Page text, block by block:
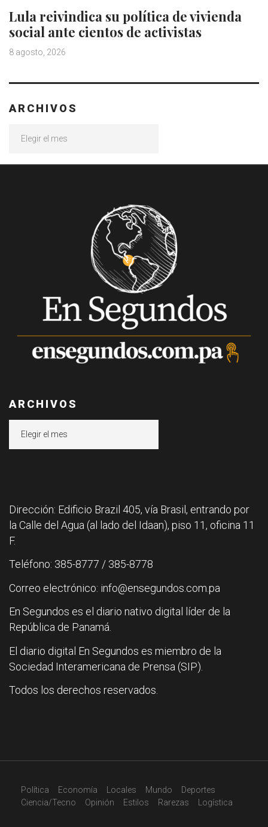
Lula reivindica su política de vivienda
social ante cientos de activistas
8 agosto, 2026
ARCHIVOS
ARCHIVOS
Dirección: Edificio Brazil 405, vía Brasil, entrando por
la Calle del Agua (al lado del Idaan), piso 11, oficina 11
F.
Teléfono: 385-8777 / 385-8778
Correo electrónico: info@ensegundos.com.pa
En Segundos es el diario nativo digital líder de la
República de Panamá.
El diario digital En Segundos es miembro de la
Sociedad Interamericana de Prensa (SIP).
Todos los derechos reservados.
Política Economía Locales Mundo
Deportes
Ciencia/Tecno
Opinión Estilos Rarezas Logística